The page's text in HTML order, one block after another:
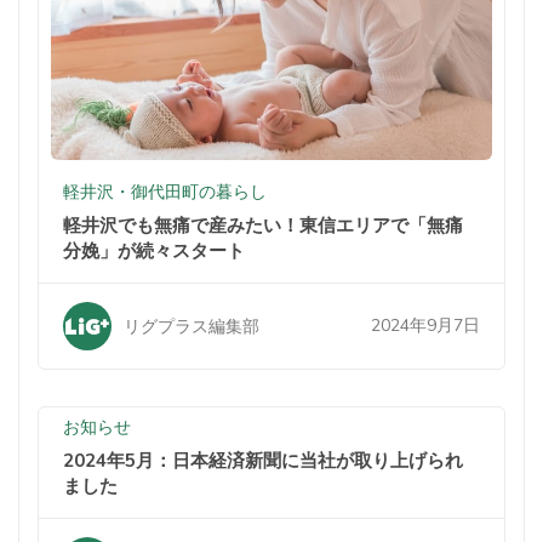
軽井沢・御代田町の暮らし
軽井沢でも無痛で産みたい！東信エリアで「無痛
分娩」が続々スタート
リグプラス編集部 2024年9月7日
お知らせ
2024年5月：日本経済新聞に当社が取り上げられ
ました